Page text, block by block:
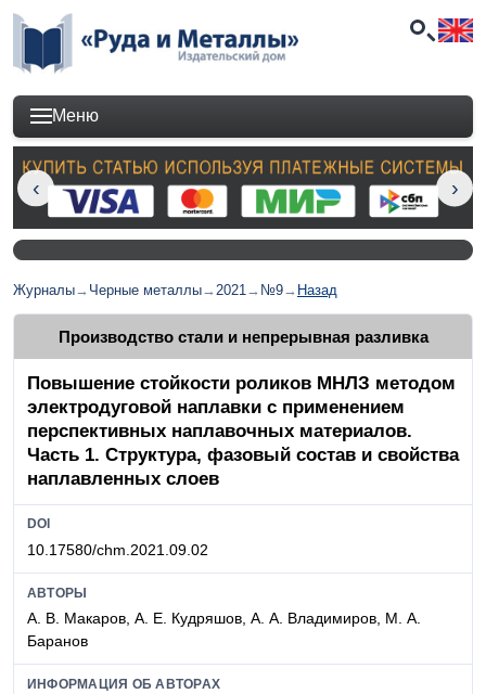
Меню
Журналы→ Черные металлы→2021→ №9→ Назад
Производство стали и непрерывная разливка
Повышение стойкости роликов МНЛЗ методом
электродуговой наплавки с применением
перспективных наплавочных материалов.
Часть 1. Структура, фазовый состав и свойства
наплавленных слоев
DOI
10.17580/chm.2021.09.02
АВТОРЫ
А. В. Макаров, А. Е. Кудряшов, А. А. Владимиров, М. А.
Баранов
ИНФОРМАЦИЯ ОБ АВТОРАХ